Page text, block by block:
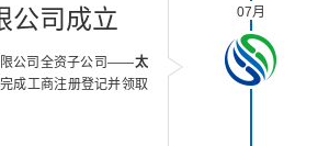
公司成立
限公司全资子公司——太
完成工商注册登记并领取
07月